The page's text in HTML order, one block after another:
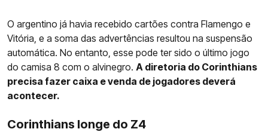
O argentino já havia recebido cartões contra Flamengo e
Vitória, e a soma das advertências resultou na suspensão
automática. No entanto, esse pode ter sido o último jogo
do camisa 8 com o alvinegro. A diretoria do Corinthians
precisa fazer caixa e venda de jogadores deverá
acontecer.
Corinthians longe do Z4